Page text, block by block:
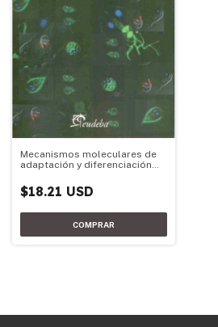
Mecanismos moleculares de
adaptación y diferenciación
$18.21 USD